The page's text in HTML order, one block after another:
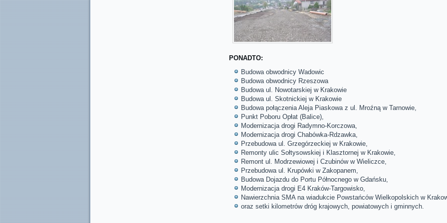
PONADTO:
Budowa obwodnicy Wadowic
Budowa obwodnicy Rzeszowa
Budowa ul. Nowotarskiej w Krakowie
Budowa ul. Skotnickiej w Krakowie
Budowa połączenia Aleja Piaskowa z ul. Mroźną w Tarnowie,
Punkt Poboru Opłat (Balice),
Modernizacja drogi Radymno-Korczowa,
Modernizacja drogi Chabówka-Rdzawka,
Przebudowa ul. Grzegórzeckiej w Krakowie,
Remonty ulic Sołtysowskiej i Klasztornej w Krakowie,
Remont ul. Modrzewiowej i Czubinów w Wieliczce,
Przebudowa ul. Krupówki w Zakopanem,
Budowa Dojazdu do Portu Północnego w Gdańsku,
Modernizacja drogi E4 Kraków-Targowisko,
Nawierzchnia SMA na wiadukcie Powstańców Wielkopolskich w
oraz setki kilometrów dróg krajowych, powiatowych i gminnych.